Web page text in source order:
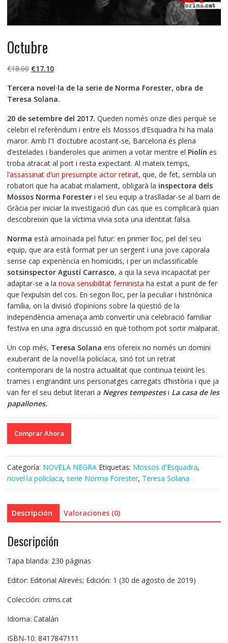
Octubre
€18.00 El
original
era:
€17.10El
actual
es:
Tercera novel·la de la serie de Norma Forester, obra de
Teresa Solana.
20 de setembre del 2017. Queden només onze dies perquè se
celebri el referèndum i entre els Mossos d’Esquadra hi ha mala
maror. Amb l’1 d’octubre acostant-se, Barcelona és plena
d’estelades i banderoles que animen a votar mentre el Piolín es
troba atracat al port i resta expectant. Al mateix temps,
l’assassinat d’un presumpte actor retirat, que, de fet, sembla un
robatori que ha acabat malament, obligarà la inspectora dels
Mossos Norma Foresteri el seu equip a traslladar-se al barri de
Gràcia per iniciar la investigació d’un cas que es complicarà quan
descobreixin que la víctima vivia sota una identitat falsa.
Norma està amoïnada pel futur: en primer lloc, pel del seu
equip, que ara està format per un sergent i una jove caporala
sense cap experiència en homicidis, i per un inclassificable
sotsinspector Agustí Carrasco, a qui la seva incapacitat per
adaptar-se a la nova sensibilitat feminista ha estat a punt de fer
que l’expulsin del cos. En segon lloc, per la peculiar i histriònica
família, on la divisió d’opinions sobre la qüestió de la
independència amenaça amb convertir una celebració familiar
festiva en una agra discussió en què tothom pot sortir malparat.
Un cop més, Teresa Solana ens ofereix no només un domini
exuberant de la novel·la policíaca, sinó tot un retrat
contemporani de la nostra actualitat que continua teixint les
trames i engrandint uns personatges carregats d’història i que ja
van fer el seu debut literari a Negres tempestesi La casa de les
papallones.
Comprar Ahora
Categoría: NOVELA NEGRA Etiquetas: Mossos d'Esquadra,
novel·la policíaca, serie Norma Forester, Teresa Solana
Descripción Valoraciones (0)
Descripción
Tapa blanda: 230 páginas
Editor: Editorial Alrevés; Edición: 1 (30 de agosto de 2019)
Colección: crims.cat
Idioma: Catalán
ISBN-10: 8417847111